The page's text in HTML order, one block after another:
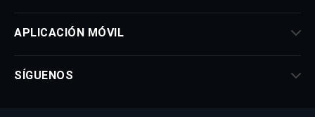
APLICACIÓN MÓVIL
SÍGUENOS